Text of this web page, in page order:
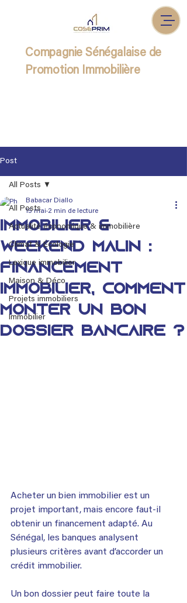
Compagnie Sénégalaise de
Promotion Immobilière
Post
All Posts
Actualité économique & immobilière
Climat & Écologie
Lexique immobilier
Maison & Déco
Projets immobiliers
Immobilier
All Posts
Immobilier &
Weekend Malin :
Financement
immobilier, comment
monter un bon
dossier bancaire ?
Babacar Diallo
15 mai 2 min de lecture
Acheter un bien immobilier est un
projet important, mais encore faut-il
obtenir un financement adapté. Au
Sénégal, les banques analysent
plusieurs critères avant d’accorder un
crédit immobilier.
Un bon dossier peut faire toute la